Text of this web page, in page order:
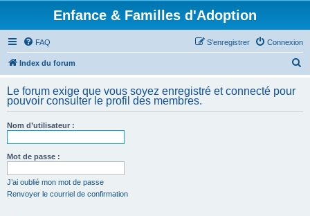
Enfance & Familles d'Adoption
FAQ Connexion
S’enregistrer
Index du forum
h
Le forum exige que vous soyez enregistré et connecté pour
pouvoir consulter le profil des membres.
Nom d’utilisateur :
Mot de passe :
J’ai oublié mon mot de passe
Renvoyer le courriel de confirmation